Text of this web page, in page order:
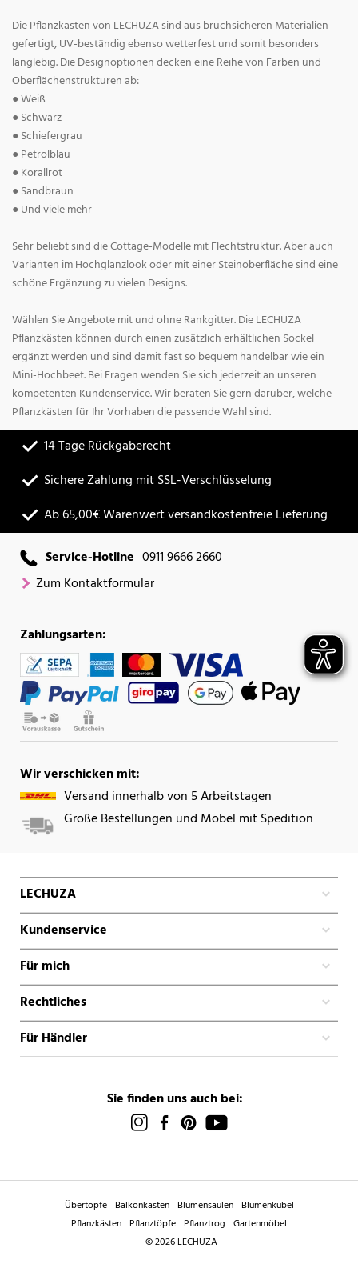
Die Pflanzkästen von LECHUZA sind aus bruchsicheren Materialien
gefertigt, UV-beständig ebenso wetterfest und somit besonders
langlebig. Die Designoptionen decken eine Reihe von Farben und
Oberflächenstrukturen ab:
● Weiß
● Schwarz
● Schiefergrau
● Petrolblau
● Korallrot
● Sandbraun
● Und viele mehr
Sehr beliebt sind die Cottage-Modelle mit Flechtstruktur. Aber auch
Varianten im Hochglanzlook oder mit einer Steinoberfläche sind eine
schöne Ergänzung zu vielen Designs.
Wählen Sie Angebote mit und ohne Rankgitter. Die LECHUZA
Pflanzkästen können durch einen zusätzlich erhältlichen Sockel
ergänzt werden und sind damit fast so bequem handelbar wie ein
Mini-Hochbeet. Bei Fragen wenden Sie sich jederzeit an unseren
kompetenten Kundenservice. Wir beraten Sie gern darüber, welche
Pflanzkästen für Ihr Vorhaben die passende Wahl sind.
14 Tage Rückgaberecht
Sichere Zahlung mit SSL-Verschlüsselung
Ab 65,00€ Warenwert versandkostenfreie Lieferung
Service-Hotline 0911 9666 2660
Zum Kontaktformular
Zahlungsarten:
Wir verschicken mit:
Versand innerhalb von 5 Arbeitstagen
Große Bestellungen und Möbel mit Spedition
LECHUZA
Kundenservice
Für mich
Rechtliches
Für Händler
Sie finden uns auch bei:
Übertöpfe Balkonkästen Blumensäulen Blumenkübel
Pflanzkästen Pflanztöpfe Pflanztrog Gartenmöbel
© 2026 LECHUZA